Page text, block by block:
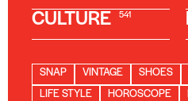
CULTURE 541
SNAP VINTAGE SHOES
LIFE STYLE
HOROSCOPE